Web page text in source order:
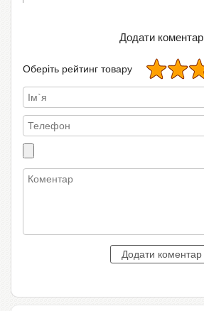
Додати коментар
Оберіть рейтинг товару